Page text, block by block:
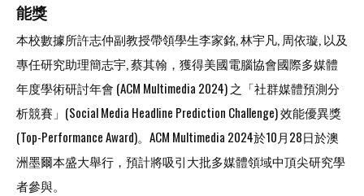
能獎
本校數據所許志仲副教授帶領學生李家銘, 林宇凡, 周依璇, 以及
專任研究助理簡志宇, 蔡其翰，獲得美國電腦協會國際多媒體
年度學術研討年會 (ACM Multimedia 2024) 之「社群媒體預測分
析競賽」(Social Media Headline Prediction Challenge) 效能優異獎
(Top-Performance Award)。ACM Multimedia 2024於10月28日於澳
洲墨爾本盛大舉行，預計將吸引大批多媒體領域中頂尖研究學
者參與。